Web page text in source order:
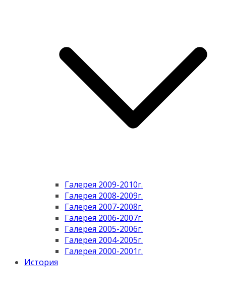
Галерея 2009-2010г.
Галерея 2008-2009г.
Галерея 2007-2008г.
Галерея 2006-2007г.
Галерея 2005-2006г.
Галерея 2004-2005г.
Галерея 2000-2001г.
История